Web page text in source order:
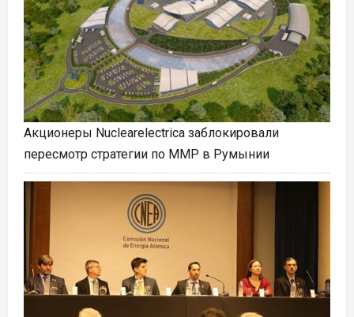
Акционеры Nuclearelectrica заблокировали
пересмотр стратегии по ММР в Румынии